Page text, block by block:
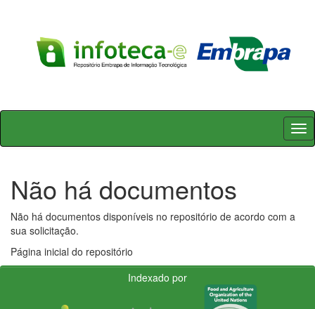
Skip
Não há documentos
Não há documentos disponíveis no repositório de acordo com a
sua solicitação.
Página inicial do repositório
Indexado por